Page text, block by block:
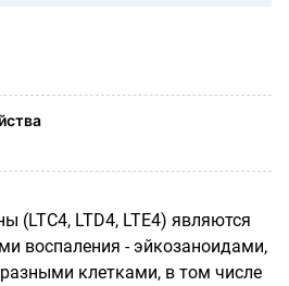
(LTC4, LTD4, LTE4) являются
воспаления - эйкозаноидами,
клетками, в том числе